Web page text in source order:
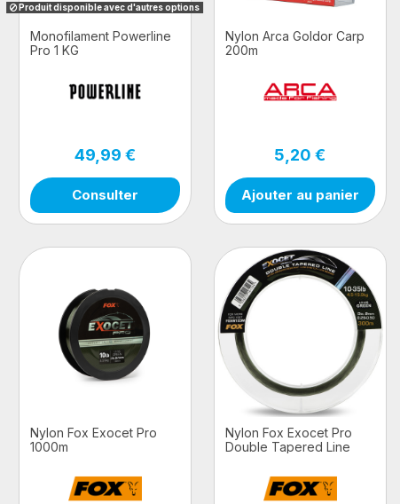
Produit disponible avec d'autres options
Monofilament Powerline
Pro 1 KG
49,99 €
Consulter
Nylon Arca Goldor Carp
200m
5,20 €
Ajouter au panier
Nylon Fox Exocet Pro
1000m
Nylon Fox Exocet Pro
Double Tapered Line